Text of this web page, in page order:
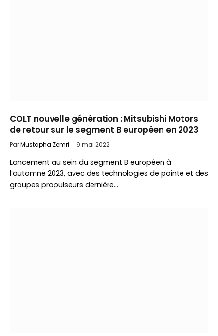
COLT nouvelle génération : Mitsubishi Motors
de retour sur le segment B européen en 2023
ParMustapha Zemri 9 mai 2022
Lancement au sein du segment B européen à
l’automne 2023, avec des technologies de pointe et des
groupes propulseurs dernière…